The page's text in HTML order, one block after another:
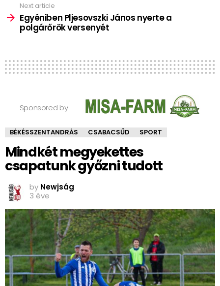
Next article
Egyéniben Pljesovszki János nyerte a
polgárőrök versenyét
Sponsored by
BÉKÉSSZENTANDRÁS CSABACSŰD SPORT
Mindkét megyekettes
csapatunk győzni tudott
by Newjság
3 éve